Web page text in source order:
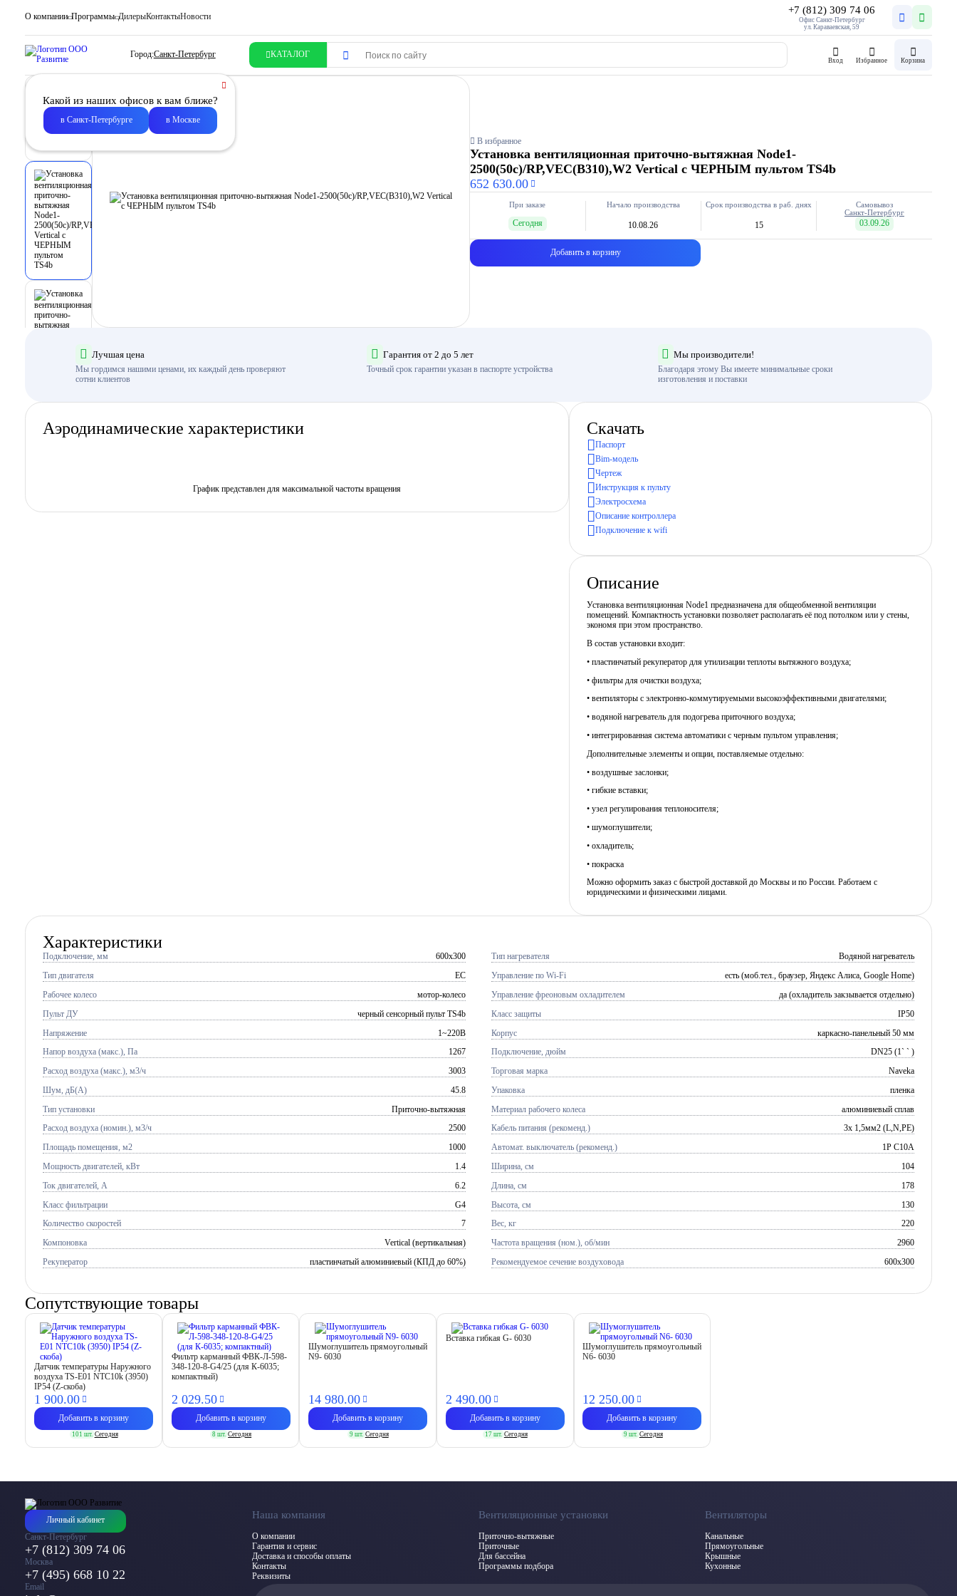
О компании Программы ДилерыКонтактыНовости
+7 (812) 309 74 06
Офис Санкт-Петербург
ул. Караваевская, 59
Город:Санкт-Петербург КАТАЛОГ
Вход Избранное Корзина
Какой из наших офисов к вам ближе?
в Санкт-Петербурге в Москве
В избранное
Установка вентиляционная приточно-вытяжная Node1-
2500(50c)/RP,VEC(B310),W2 Vertical с ЧЕРНЫМ пультом TS4b
652 630.00
При заказе
Сегодня
Начало производства
10.08.26
Срок производства в раб. днях
15
Самовывоз
Санкт-Петербург
03.09.26
Добавить в корзину
Лучшая цена
Мы гордимся нашими ценами, их каждый день проверяют
сотни клиентов
Гарантия от 2 до 5 лет
Точный срок гарантии указан в паспорте устройства
Мы производители!
Благодаря этому Вы имеете минимальные сроки
изготовления и поставки
Аэродинамические характеристики
График представлен для максимальной частоты вращения
Скачать
Паспорт
Bim-модель
Чертеж
Инструкция к пульту
Электросхема
Описание контроллера
Подключение к wifi
Описание
Установка вентиляционная Node1 предназначена для общеобменной вентиляции
помещений. Компактность установки позволяет располагать её под потолком или у стены,
экономя при этом пространство.
В состав установки входит:
• пластинчатый рекуператор для утилизации теплоты вытяжного воздуха;
• фильтры для очистки воздуха;
• вентиляторы c электронно-коммутируемыми высокоэффективными двигателями;
• водяной нагреватель для подогрева приточного воздуха;
• интегрированная система автоматики с черным пультом управления;
Дополнительные элементы и опции, поставляемые отдельно:
• воздушные заслонки;
• гибкие вставки;
• узел регулирования теплоносителя;
• шумоглушители;
• охладитель;
• покраска
Можно оформить заказ с быстрой доставкой до Москвы и по России. Работаем с
юридическими и физическими лицами.
Характеристики
Подключение, мм 600x300
Тип двигателя EC
Рабочее колесо мотор-колесо
Пульт ДУ черный сенсорный пульт TS4b
Напряжение 1~220В
Напор воздуха (макс.), Па 1267
Расход воздуха (макс.), м3/ч 3003
Шум, дБ(А) 45.8
Тип установки Приточно-вытяжная
Расход воздуха (номин.), м3/ч 2500
Площадь помещения, м2 1000
Мощность двигателей, кВт 1.4
Ток двигателей, А 6.2
Класс фильтрации G4
Количество скоростей 7
Компоновка Vertical (вертикальная)
Рекуператор пластинчатый алюминиевый (КПД до 60%)
Тип нагревателя Водяной нагреватель
Управление по Wi-Fi есть (моб.тел., браузер, Яндекс Алиса, Google Home)
Управление фреоновым охладителем да (охладитель закзывается отдельно)
Класс защиты IP50
Корпус каркасно-панельный 50 мм
Подключение, дюйм DN25 (1` ` )
Торговая марка Naveka
Упаковка пленка
Материал рабочего колеса алюминиевый сплав
Кабель питания (рекоменд.) 3х 1,5мм2 (L,N,PE)
Автомат. выключатель (рекоменд.) 1P C10A
Ширина, см 104
Длина, см 178
Высота, см 130
Вес, кг 220
Частота вращения (ном.), об/мин 2960
Рекомендуемое сечение воздуховода 600x300
Сопутствующие товары
Датчик температуры Наружного
воздуха TS-E01 NTC10k (3950)
IP54 (Z-скоба)
1 900.00
Добавить в корзину
101 шт. Сегодня
Фильтр карманный ФВК-Л-598-
348-120-8-G4/25 (для К-6035;
компактный)
2 029.50
Добавить в корзину
8 шт. Сегодня
Шумоглушитель прямоугольный
N9- 6030
14 980.00
Добавить в корзину
9 шт. Сегодня
Вставка гибкая G- 6030
2 490.00
Добавить в корзину
17 шт. Сегодня
Шумоглушитель прямоугольный
N6- 6030
12 250.00
Добавить в корзину
9 шт. Сегодня
Личный кабинет
Санкт-Петербург
+7 (812) 309 74 06
Москва
+7 (495) 668 10 22
Email
Наша компания
О компании
Гарантия и сервис
Доставка и способы оплаты
Контакты
Реквизиты
Вентиляционные установки
Приточно-вытяжные
Приточные
Для бассейна
Программы подбора
Вентиляторы
Канальные
Прямоугольные
Крышные
Кухонные